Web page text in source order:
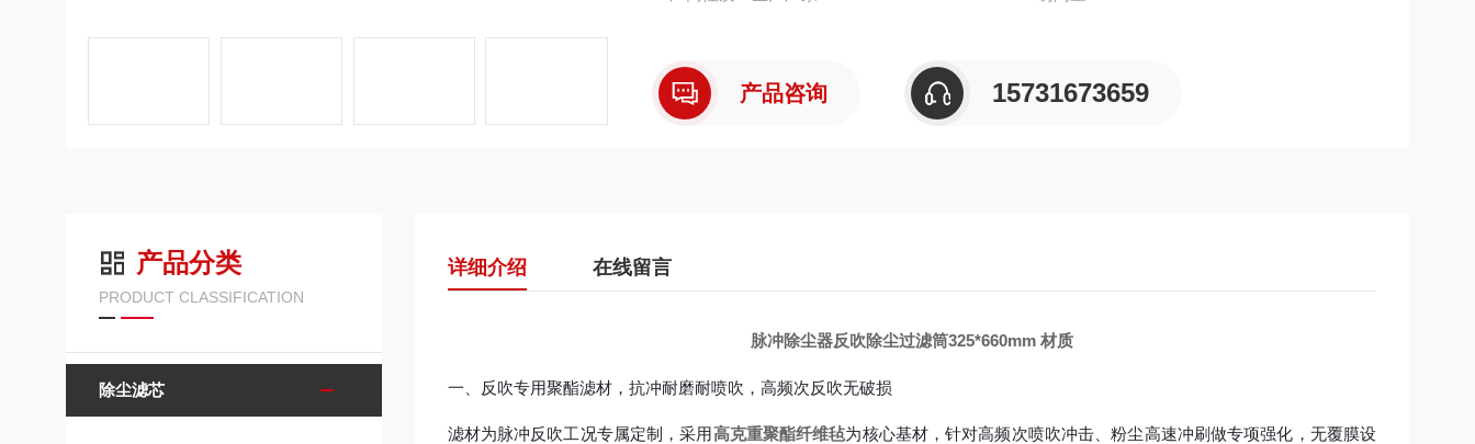
产品咨询 15731673659
产品分类
PRODUCT CLASSIFICATION
除尘滤芯
详细介绍 在线留言
脉冲除尘器反吹除尘过滤筒325*660mm 材质
一、反吹专用聚酯滤材，抗冲耐磨耐喷吹，高频次反吹无破损
滤材为脉冲反吹工况专属定制，采用高克重聚酯纤维毡为核心基材，针对高频次喷吹冲击、粉尘高速冲刷做专项强化，无覆膜设